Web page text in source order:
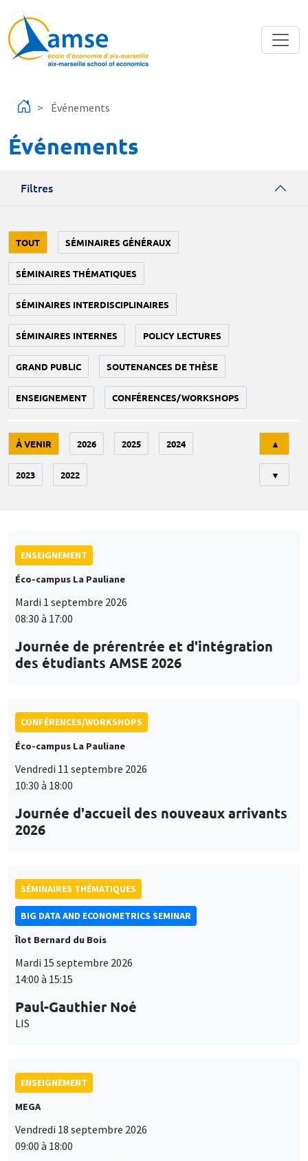
Événements
Événements
Filtres
TOUT SÉMINAIRES GÉNÉRAUX
SÉMINAIRES THÉMATIQUES
SÉMINAIRES INTERDISCIPLINAIRES
SÉMINAIRES INTERNES POLICY LECTURES
GRAND PUBLIC SOUTENANCES DE THÈSE
ENSEIGNEMENT CONFÉRENCES/WORKSHOPS
À VENIR 2026 2025 2024
2023 2022
▲
▼
ENSEIGNEMENT
Éco-campus La Pauliane
Mardi 1 septembre 2026
08:30 à 17:00
Journée de prérentrée et d'intégration
des étudiants AMSE 2026
CONFÉRENCES/WORKSHOPS
Éco-campus La Pauliane
Vendredi 11 septembre 2026
10:30 à 18:00
Journée d'accueil des nouveaux arrivants
2026
SÉMINAIRES THÉMATIQUES
BIG DATA AND ECONOMETRICS SEMINAR
Îlot Bernard du Bois
Mardi 15 septembre 2026
14:00 à 15:15
Paul-Gauthier Noé
LIS
ENSEIGNEMENT
MEGA
Vendredi 18 septembre 2026
09:00 à 18:00